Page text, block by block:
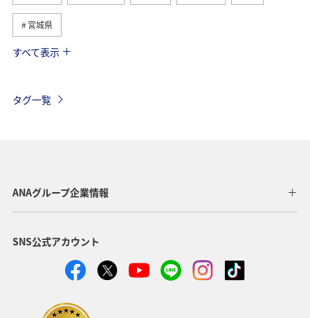
宮城県
グルメ
長崎県 沖縄県 自然・植物 神奈川県
兵庫県 お祭り・イベント
フォトジェニックな写真を撮る 福島県 茨城県
ANAグルメマイル
すべて表示
タグ一覧
ANAグループ企業情報
SNS公式アカウント